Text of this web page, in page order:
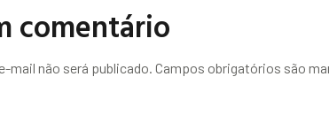
comentário
mail não será publicado. Campos obrigatórios são